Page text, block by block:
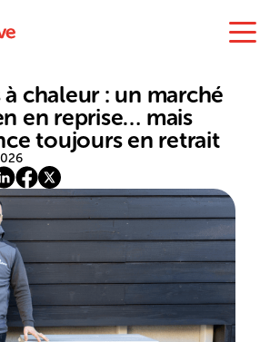
à chaleur : un marché
en reprise… mais
toujours en retrait